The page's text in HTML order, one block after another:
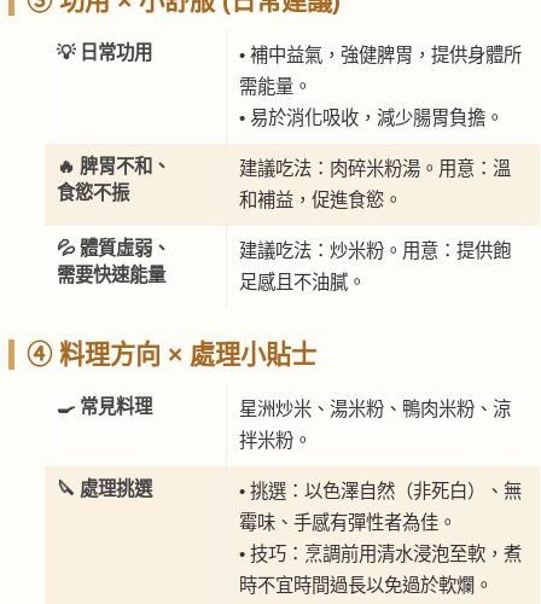
💡 日常功用
• 補中益氣，強健脾胃，提供身體所
需能量。
• 易於消化吸收，減少腸胃負擔。
🔥 脾胃不和、
食慾不振
建議吃法：肉碎米粉湯。用意：溫
和補益，促進食慾。
💦 體質虛弱、
需要快速能量
建議吃法：炒米粉。用意：提供飽
足感且不油膩。
④ 料理方向 × 處理小貼士
🍳 常見料理
星洲炒米、湯米粉、鴨肉米粉、涼
拌米粉。
🔪 處理挑選
• 挑選：以色澤自然（非死白）、無
霉味、手感有彈性者為佳。
• 技巧：烹調前用清水浸泡至軟，煮
時不宜時間過長以免過於軟爛。